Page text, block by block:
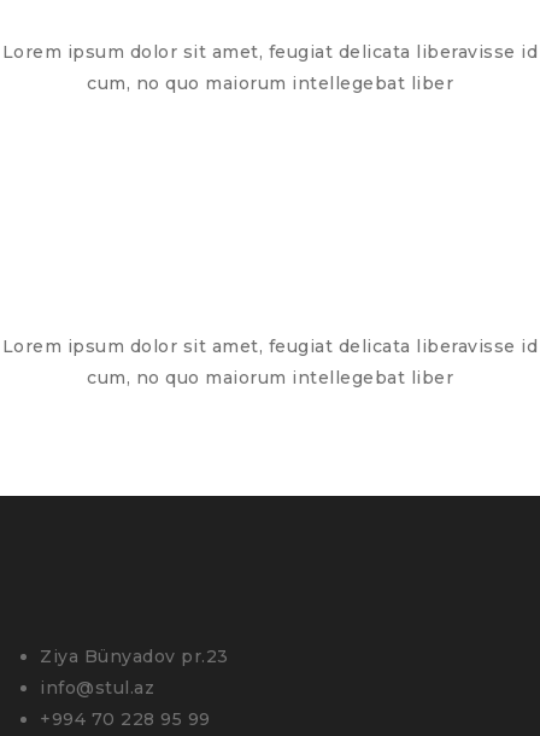
Lorem ipsum dolor sit amet, feugiat delicata liberavisse id
cum, no quo maiorum intellegebat liber
Lorem ipsum dolor sit amet, feugiat delicata liberavisse id
cum, no quo maiorum intellegebat liber
Ziya Bünyadov pr.23
info@stul.az
+994 70 228 95 99